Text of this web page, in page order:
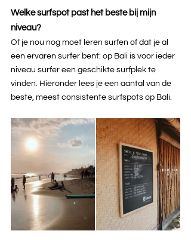
Welke surfspot past het beste bij mijn
niveau?
Of je nou nog moet leren surfen of dat je al
een ervaren surfer bent: op Bali is voor ieder
niveau surfer een geschikte surfplek te
vinden. Hieronder lees je een aantal van de
beste, meest consistente surfspots op Bali.